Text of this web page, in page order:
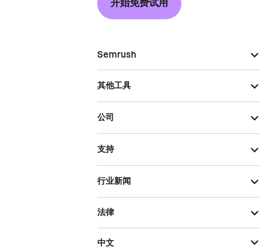
开始免费试用
Semrush
其他工具
公司
支持
行业新闻
法律
中文